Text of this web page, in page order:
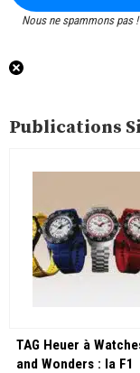
Nous ne spammons pas
Publications
TAG Heuer à
and Wonders : la F1